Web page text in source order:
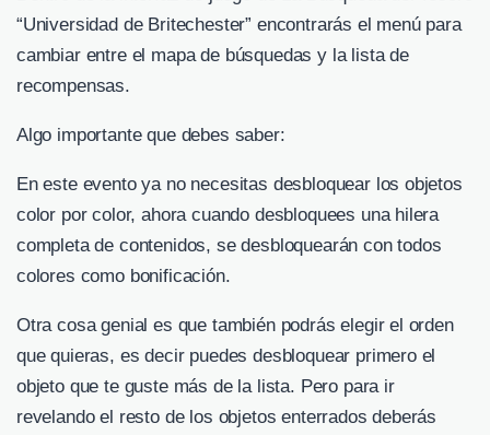
“Universidad de Britechester” encontrarás el menú para
cambiar entre el mapa de búsquedas y la lista de
recompensas.
Algo importante que debes saber:
En este evento ya no necesitas desbloquear los objetos
color por color, ahora cuando desbloquees una hilera
completa de contenidos, se desbloquearán con todos
colores como bonificación.
Otra cosa genial es que también podrás elegir el orden
que quieras, es decir puedes desbloquear primero el
objeto que te guste más de la lista. Pero para ir
revelando el resto de los objetos enterrados deberás